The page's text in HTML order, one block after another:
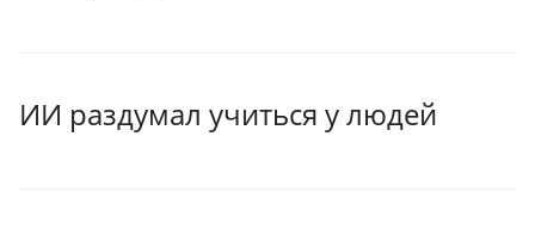
ИИ раздумал учиться у людей